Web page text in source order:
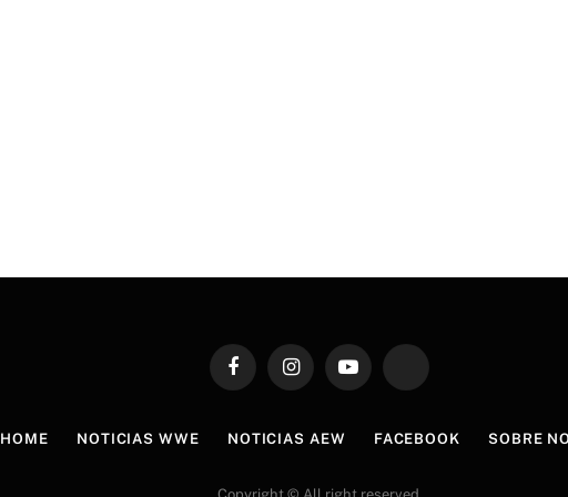
FacebookInstagramYouTube TikTok
HOME NOTICIAS WWE NOTICIAS AEW FACEBOOK SOBRE